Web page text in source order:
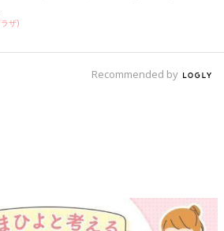
ザ)
Recommended by
も】妊婦の感染症対策、知っておいて！